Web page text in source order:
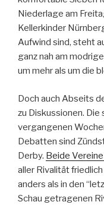
Niederlage am
Kellerkinder
Aufwind sind, steht
ganz nah am
um mehr als um die
Doch auch Abseits
zu Diskussionen.
vergangenen
Debatten sind
Derby. Beide
aller Rivalität
anders als in den
Schau getragenen